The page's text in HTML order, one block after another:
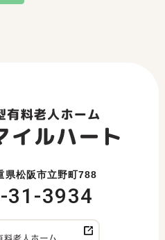
松阪市立野町788
31-3934